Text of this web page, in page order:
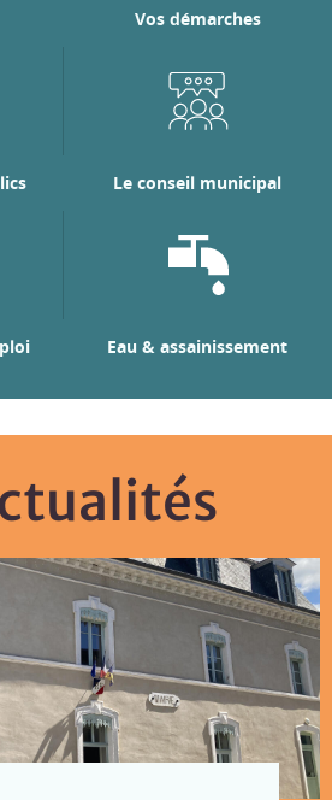
Vos démarches
Le conseil municipal
Eau & assainissement